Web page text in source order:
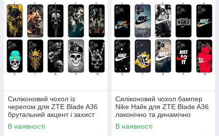
Силіконовий чохол із
черепом для ZTE Blade A36
брутальний акцент і захист
В наявності
Силіконовий чохол бампер
Nike Найк для ZTE Blade A36
лаконічно та динамічно
В наявності